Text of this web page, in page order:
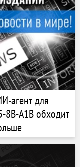
агент для
8B-A1B обходит